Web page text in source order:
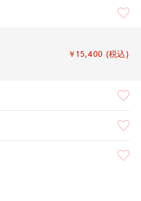
￥15,400 (税込)